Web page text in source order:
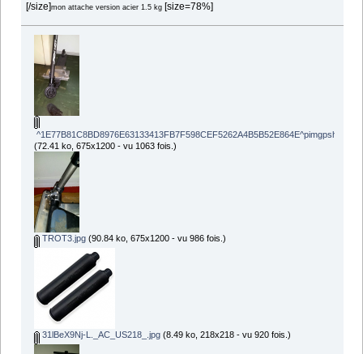
[/size]mon attache version acier 1.5 kg [size=78%]
(72.41 ko, 675x1200 - vu 1063 fois.)
TROT3.jpg(90.84 ko, 675x1200 - vu 986 fois.)
31lBeX9Nj-L._AC_US218_.jpg(8.49 ko, 218x218 - vu 920 fois.)